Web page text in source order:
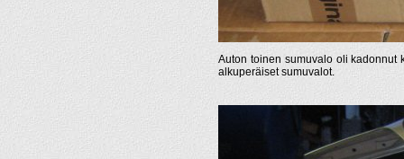
Auton toinen sumuvalo oli kadonnut
alkuperäiset sumuvalot.